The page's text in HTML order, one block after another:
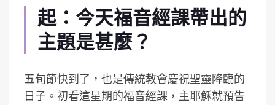
起：今天福音經課帶出的
主題是甚麼？
五旬節快到了，也是傳統教會慶祝聖靈降臨的
日子。初看這星期的福音經課，主耶穌就預告